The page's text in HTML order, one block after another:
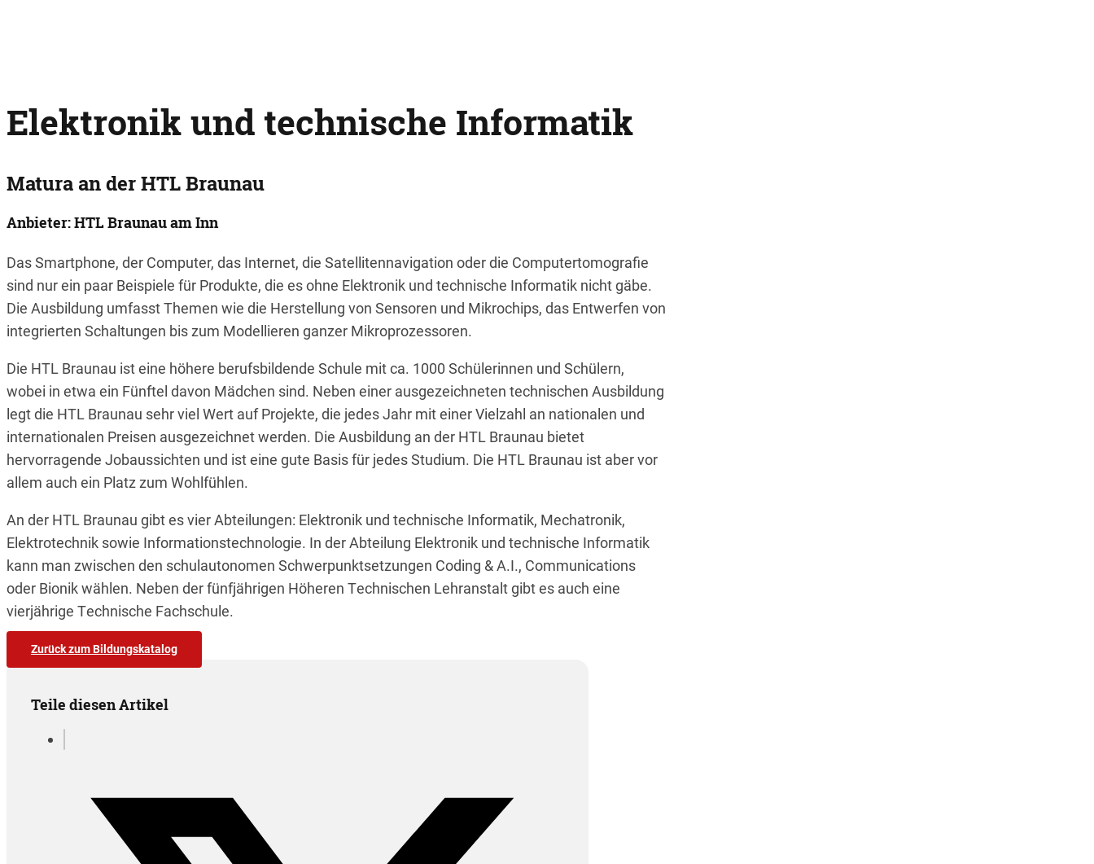
Elektronik und technische Informatik
Matura an der HTL Braunau
Anbieter: HTL Braunau am Inn
Das Smartphone, der Computer, das Internet, die Satellitennavigation oder die Computertomografie
sind nur ein paar Beispiele für Produkte, die es ohne Elektronik und technische Informatik nicht gäbe.
Die Ausbildung umfasst Themen wie die Herstellung von Sensoren und Mikrochips, das Entwerfen von
integrierten Schaltungen bis zum Modellieren ganzer Mikroprozessoren.
Die HTL Braunau ist eine höhere berufsbildende Schule mit ca. 1000 Schülerinnen und Schülern,
wobei in etwa ein Fünftel davon Mädchen sind. Neben einer ausgezeichneten technischen Ausbildung
legt die HTL Braunau sehr viel Wert auf Projekte, die jedes Jahr mit einer Vielzahl an nationalen und
internationalen Preisen ausgezeichnet werden. Die Ausbildung an der HTL Braunau bietet
hervorragende Jobaussichten und ist eine gute Basis für jedes Studium. Die HTL Braunau ist aber vor
allem auch ein Platz zum Wohlfühlen.
An der HTL Braunau gibt es vier Abteilungen: Elektronik und technische Informatik, Mechatronik,
Elektrotechnik sowie Informationstechnologie. In der Abteilung Elektronik und technische Informatik
kann man zwischen den schulautonomen Schwerpunktsetzungen Coding & A.I., Communications
oder Bionik wählen. Neben der fünfjährigen Höheren Technischen Lehranstalt gibt es auch eine
vierjährige Technische Fachschule.
Zurück zum Bildungskatalog
Teile diesen Artikel